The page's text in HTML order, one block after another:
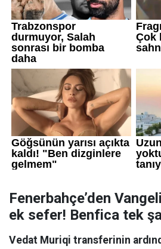
Fenerbahçe’den
ek sefer! Benfica tek
Vedat Muriqi transferinin